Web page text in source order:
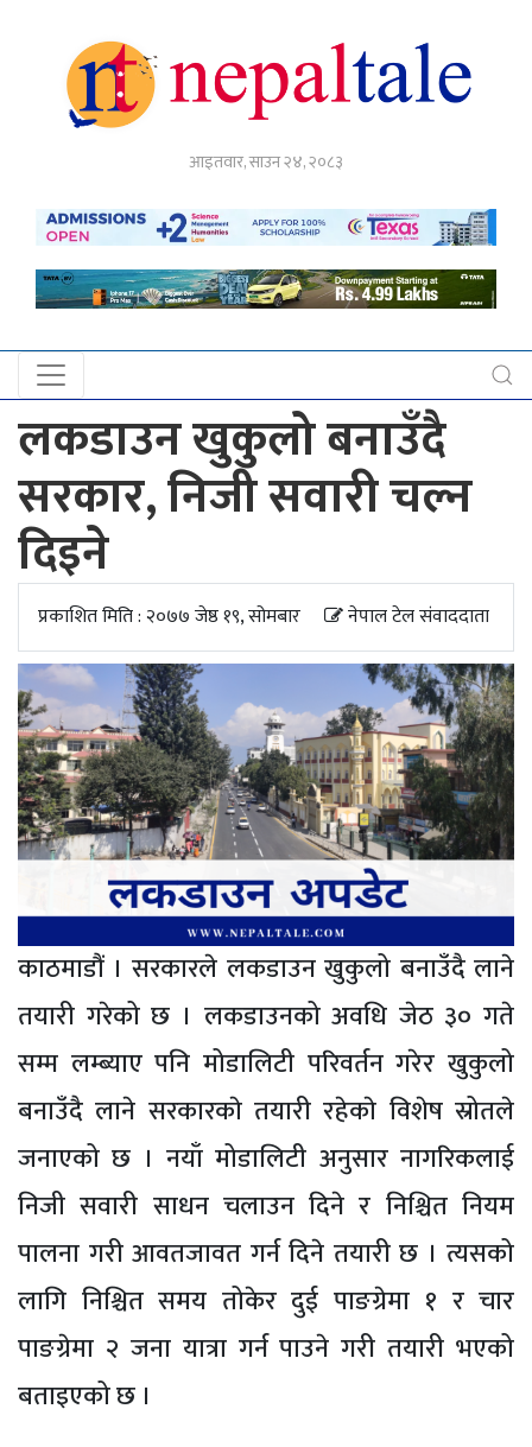
आइतवार, साउन २४, २०८३
अर्थ
नेपाल
प्रदेश
खबर
अन्तर्राष्ट्रिय
युके
अपडेट
खेलकुद
स्वास्थ्य/
जिबनशैली
लकडाउन खुकुलो बनाउँदै
सरकार, निजी सवारी चल्न
दिइने
प्रकाशित मिति : २०७७ जेष्ठ १९, सोमबार नेपाल टेल संवाददाता
काठमाडौं । सरकारले लकडाउन खुकुलो बनाउँदै लाने
तयारी गरेको छ । लकडाउनको अवधि जेठ ३० गते
सम्म लम्ब्याए पनि मोडालिटी परिवर्तन गरेर खुकुलो
बनाउँदै लाने सरकारकाे तयारी रहेकाे विशेष स्रोतले
जनाएको छ । नयाँ मोडालिटी अनुसार नागरिकलाई
निजी सवारी साधन चलाउन दिने र निश्चित नियम
पालना गरी आवतजावत गर्न दिने तयारी छ । त्यसको
लागि निश्चित समय तोकेर दुई पाङग्रेमा १ र चार
पाङग्रेमा २ जना यात्रा गर्न पाउने गरी तयारी भएको
बताइएको छ ।